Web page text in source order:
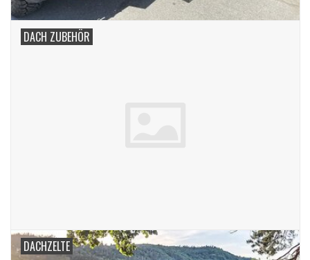
DACH ZUBEHÖR
DACHZELTE